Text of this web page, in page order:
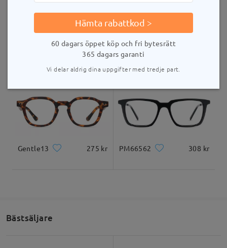
Levererad
374 kr Gentle14
Gentle13 275 kr PM66562 308 kr
Bästsäljare
Hämta rabattkod >
60 dagars öppet köp och fri bytesrätt
365 dagars garanti
Vi delar aldrig dina uppgifter med tredje part.